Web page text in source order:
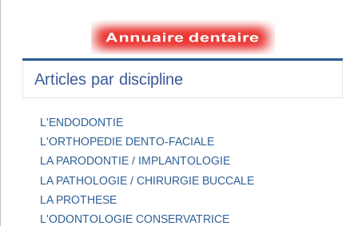
Articles par discipline
L'ENDODONTIE
L'ORTHOPEDIE DENTO-FACIALE
LA PARODONTIE / IMPLANTOLOGIE
LA PATHOLOGIE / CHIRURGIE BUCCALE
LA PROTHESE
L'ODONTOLOGIE CONSERVATRICE